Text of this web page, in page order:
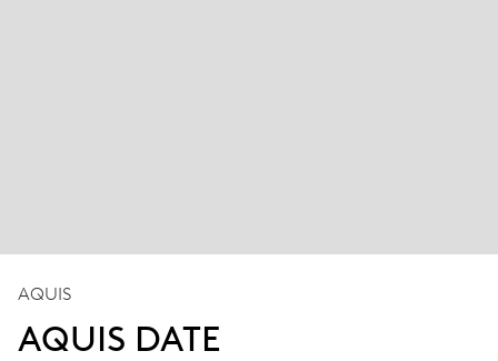
AQUIS
AQUIS DATE